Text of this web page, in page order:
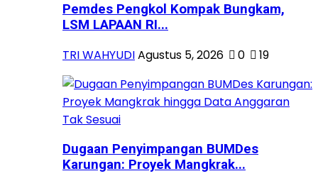
Pemdes Pengkol Kompak Bungkam,
LSM LAPAAN RI...
TRI WAHYUDIAgustus 5, 2026 0 19
Dugaan Penyimpangan BUMDes
Karungan: Proyek Mangkrak...